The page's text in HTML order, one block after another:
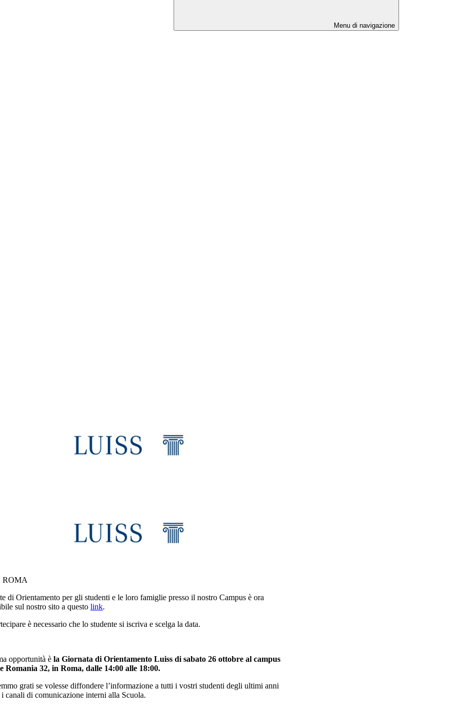
Menu di navigazione
ROMA
di Orientamento per gli studenti e le loro famiglie presso il nostro Campus è ora
sul nostro sito a questo link.
è necessario che lo studente si iscriva e scelga la data.
opportunità è la Giornata di Orientamento Luiss di sabato 26 ottobre al campus
Romania 32, in Roma, dalle 14:00 alle 18:00.
grati se volesse diffondere l’informazione a tutti i vostri studenti degli ultimi anni
i canali di comunicazione interni alla Scuola.